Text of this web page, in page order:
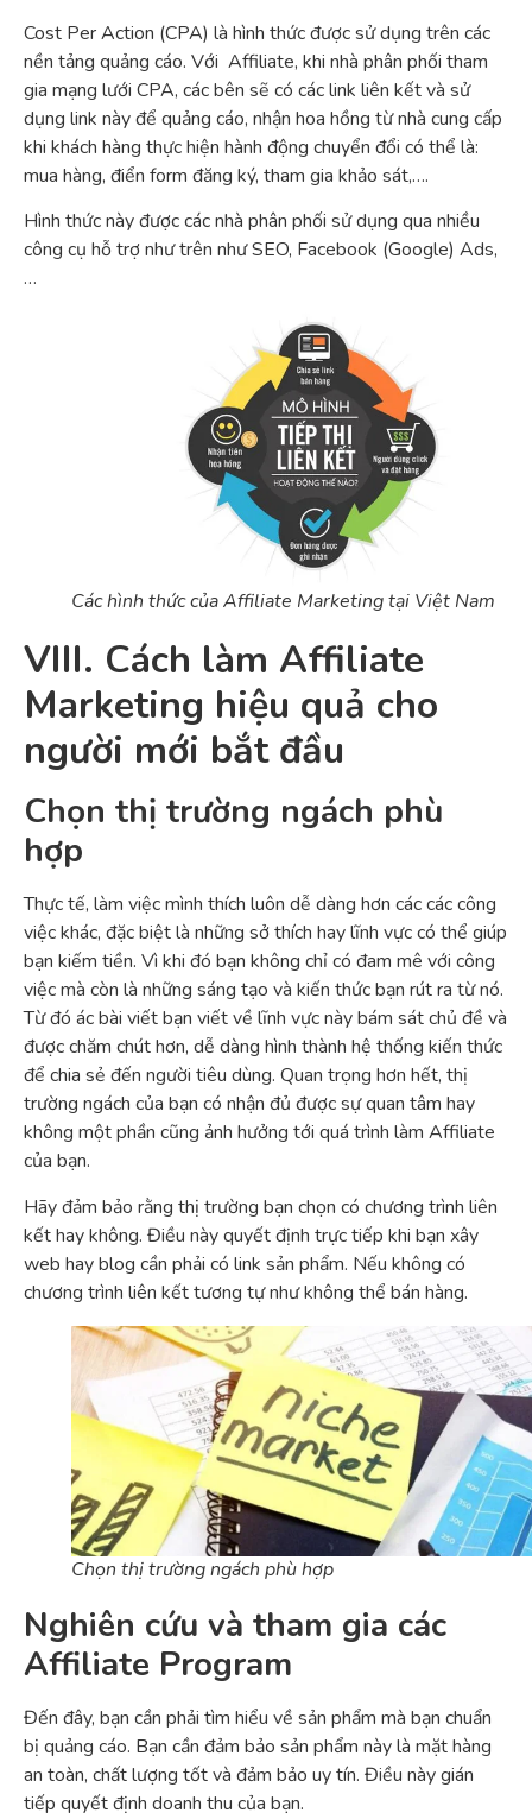
Cost Per Action (CPA) là hình thức được sử dụng trên các
nền tảng quảng cáo. Với Affiliate, khi nhà phân phối tham
gia mạng lưới CPA, các bên sẽ có các link liên kết và sử
dụng link này để quảng cáo, nhận hoa hồng từ nhà cung cấp
khi khách hàng thực hiện hành động chuyển đổi có thể là:
mua hàng, điển form đăng ký, tham gia khảo sát,….
Hình thức này được các nhà phân phối sử dụng qua nhiều
công cụ hỗ trợ như trên như SEO, Facebook (Google) Ads,
…
Các hình thức của Affiliate Marketing tại Việt Nam
VIII. Cách làm Affiliate
Marketing hiệu quả cho
người mới bắt đầu
Chọn thị trường ngách phù
hợp
Thực tế, làm việc mình thích luôn dễ dàng hơn các các công
việc khác, đặc biệt là những sở thích hay lĩnh vực có thể giúp
bạn kiếm tiền. Vì khi đó bạn không chỉ có đam mê với công
việc mà còn là những sáng tạo và kiến thức bạn rút ra từ nó.
Từ đó ác bài viết bạn viết về lĩnh vực này bám sát chủ đề và
được chăm chút hơn, dễ dàng hình thành hệ thống kiến thức
để chia sẻ đến người tiêu dùng. Quan trọng hơn hết, thị
trường ngách của bạn có nhận đủ được sự quan tâm hay
không một phần cũng ảnh hưởng tới quá trình làm Affiliate
của bạn.
Hãy đảm bảo rằng thị trường bạn chọn có chương trình liên
kết hay không. Điều này quyết định trực tiếp khi bạn xây
web hay blog cần phải có link sản phẩm. Nếu không có
chương trình liên kết tương tự như không thể bán hàng.
Chọn thị trường ngách phù hợp
Nghiên cứu và tham gia các
Affiliate Program
Đến đây, bạn cần phải tìm hiểu về sản phẩm mà bạn chuẩn
bị quảng cáo. Bạn cần đảm bảo sản phẩm này là mặt hàng
an toàn, chất lượng tốt và đảm bảo uy tín. Điều này gián
tiếp quyết định doanh thu của bạn.